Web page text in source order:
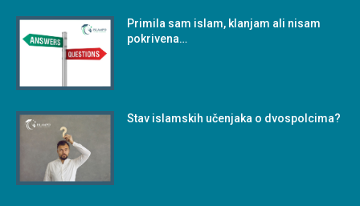
Primila sam islam, klanjam ali nisam
pokrivena…
Stav islamskih učenjaka o dvospolcima?